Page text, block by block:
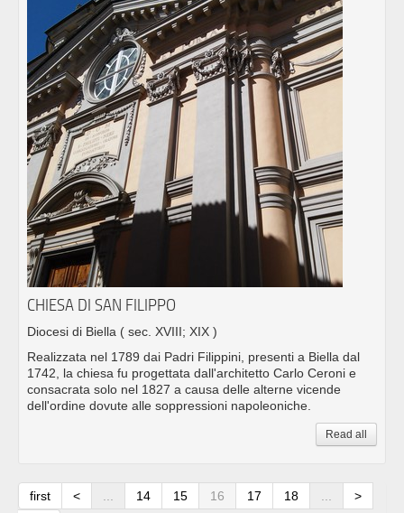
CHIESA DI SAN FILIPPO
Diocesi di Biella ( sec. XVIII; XIX )
Realizzata nel 1789 dai Padri Filippini, presenti a Biella dal
1742, la chiesa fu progettata dall'architetto Carlo Ceroni e
consacrata solo nel 1827 a causa delle alterne vicende
dell'ordine dovute alle soppressioni napoleoniche.
Read all
first < ... 14 15 16 17 18 ...
>